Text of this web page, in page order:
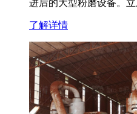
进后的大型粉磨设备。
了解详情